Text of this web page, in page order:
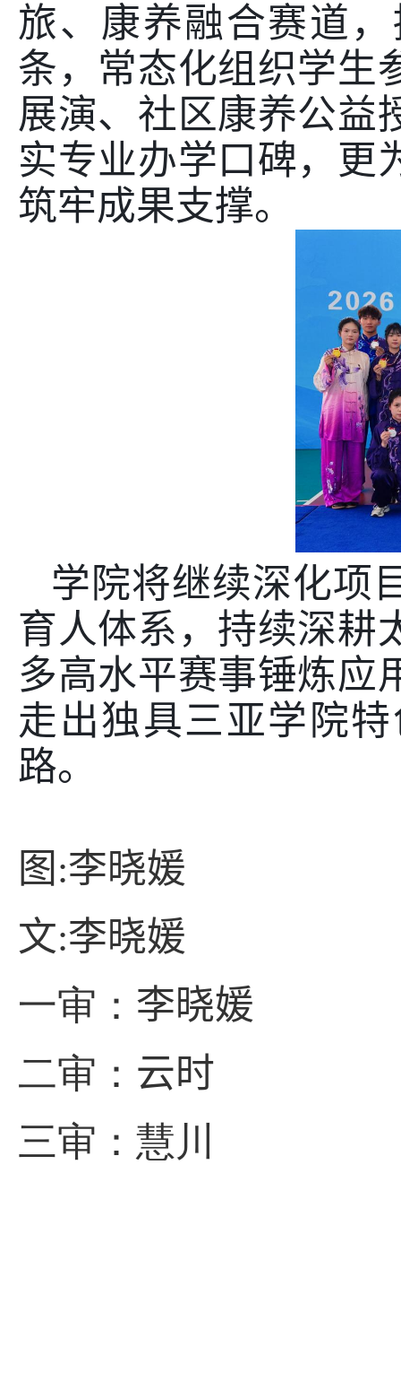
旅、康养融合赛道
条，常态化组织学生
展演、社区康养公益
实专业办学口碑，更
筑牢成果支撑。
学院将继续深化项
育人体系，持续深耕
多高水平赛事锤炼应
走出独具三亚学院
路。
图 :李晓媛
文:李晓媛
一审： 李晓媛
二审： 云时
三审： 慧川